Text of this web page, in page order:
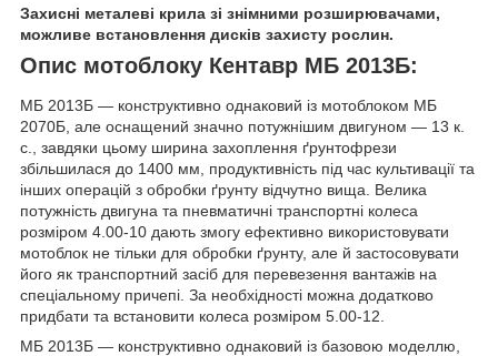
Захисні металеві крила зі знімними розширювачами,
можливе встановлення дисків захисту рослин.
Опис мотоблоку Кентавр МБ 2013Б:
МБ 2013Б — конструктивно однаковий із мотоблоком МБ
2070Б, але оснащений значно потужнішим двигуном — 13 к.
с., завдяки цьому ширина захоплення ґрунтофрези
збільшилася до 1400 мм, продуктивність під час культивації та
інших операцій з обробки ґрунту відчутно вища. Велика
потужність двигуна та пневматичні транспортні колеса
розміром 4.00-10 дають змогу ефективно використовувати
мотоблок не тільки для обробки ґрунту, але й застосовувати
його як транспортний засіб для перевезення вантажів на
спеціальному причепі. За необхідності можна додатково
придбати та встановити колеса розміром 5.00-12.
МБ 2013Б — конструктивно однаковий із базовою моделлю,